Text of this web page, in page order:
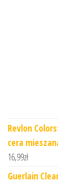
Revlon
cera
16,99zł
Guerlain